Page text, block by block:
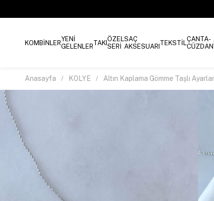
KOMBİNLERYENİ
GELENLERTAKIÖZEL
SERİ
SAÇ
AKSESUARI TEKSTİLÇANTA-
CÜZDAN
Anasayfa KOLYE Altın Kaplama Gömme Taşlı